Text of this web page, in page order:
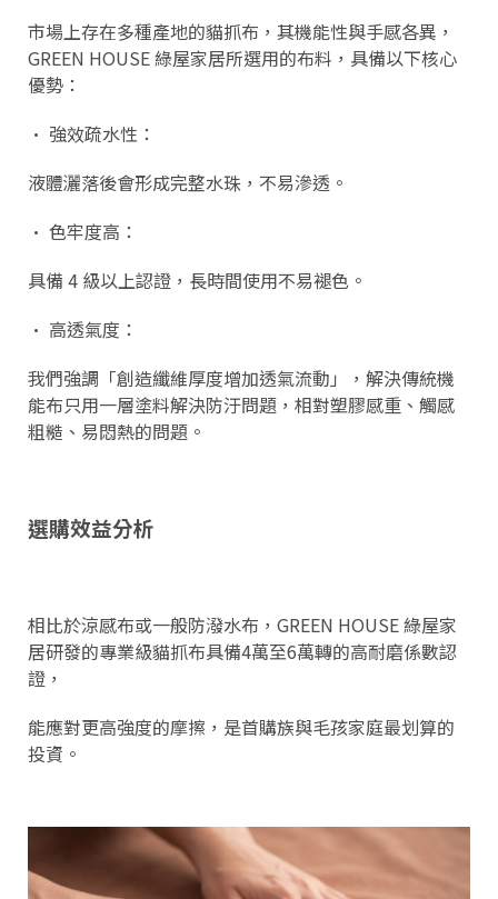
市場上存在多種產地的貓抓布，其機能性與手感各異，
GREEN HOUSE 綠屋家居所選用的布料，具備以下核心
優勢：
• 強效疏水性：
液體灑落後會形成完整水珠，不易滲透。
• 色牢度高：
具備 4 級以上認證，長時間使用不易褪色。
• 高透氣度：
我們強調「創造纖維厚度增加透氣流動」，解決傳統機
能布只用一層塗料解決防汙問題，相對塑膠感重、觸感
粗糙、易悶熱的問題。
選購效益分析
相比於涼感布或一般防潑水布，GREEN HOUSE 綠屋家
居研發的專業級貓抓布具備4萬至6萬轉的高耐磨係數認
證，
能應對更高強度的摩擦，是首購族與毛孩家庭最划算的
投資。